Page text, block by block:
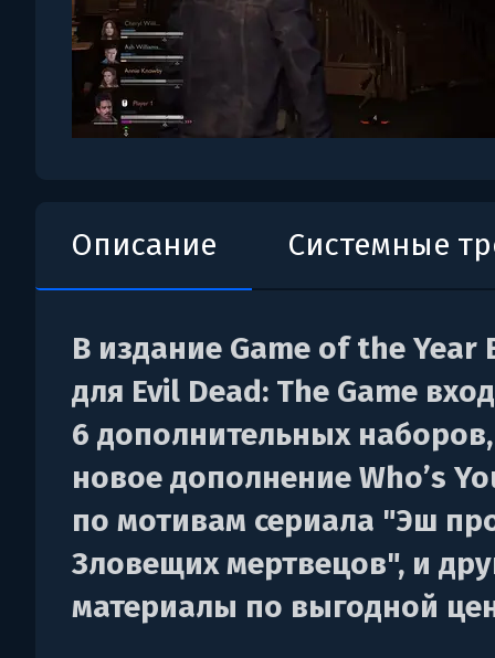
Описание Системные
В издание Game of the Year
для Evil Dead: The Game
6 дополнительных
новое дополнение Who’s
по мотивам сериала "Эш
Зловещих мертвецов", и
материалы по выгодной